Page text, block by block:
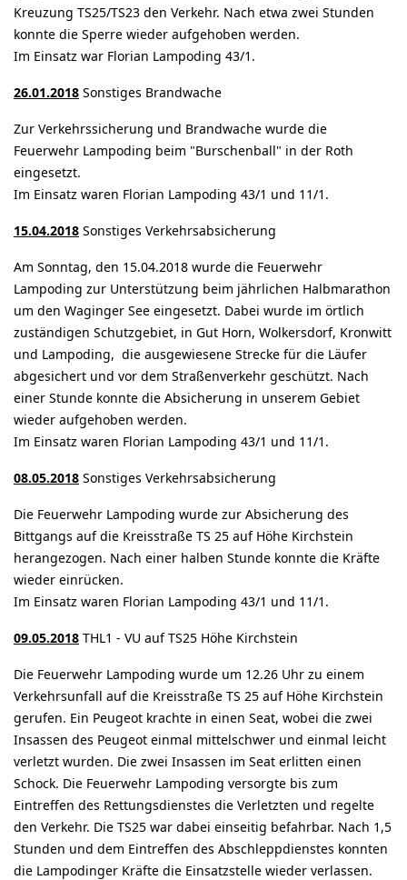
Kreuzung TS25/TS23 den Verkehr. Nach etwa zwei Stunden
konnte die Sperre wieder aufgehoben werden.
Im Einsatz war Florian Lampoding 43/1.
26.01.2018 Sonstiges Brandwache
Zur Verkehrssicherung und Brandwache wurde die
Feuerwehr Lampoding beim "Burschenball" in der Roth
eingesetzt.
Im Einsatz waren Florian Lampoding 43/1 und 11/1.
15.04.2018 Sonstiges Verkehrsabsicherung
Am Sonntag, den 15.04.2018 wurde die Feuerwehr
Lampoding zur Unterstützung beim jährlichen Halbmarathon
um den Waginger See eingesetzt. Dabei wurde im örtlich
zuständigen Schutzgebiet, in Gut Horn, Wolkersdorf, Kronwitt
und Lampoding, die ausgewiesene Strecke für die Läufer
abgesichert und vor dem Straßenverkehr geschützt. Nach
einer Stunde konnte die Absicherung in unserem Gebiet
wieder aufgehoben werden.
Im Einsatz waren Florian Lampoding 43/1 und 11/1.
08.05.2018 Sonstiges Verkehrsabsicherung
Die Feuerwehr Lampoding wurde zur Absicherung des
Bittgangs auf die Kreisstraße TS 25 auf Höhe Kirchstein
herangezogen. Nach einer halben Stunde konnte die Kräfte
wieder einrücken.
Im Einsatz waren Florian Lampoding 43/1 und 11/1.
09.05.2018 THL1 - VU auf TS25 Höhe Kirchstein
Die Feuerwehr Lampoding wurde um 12.26 Uhr zu einem
Verkehrsunfall auf die Kreisstraße TS 25 auf Höhe Kirchstein
gerufen. Ein Peugeot krachte in einen Seat, wobei die zwei
Insassen des Peugeot einmal mittelschwer und einmal leicht
verletzt wurden. Die zwei Insassen im Seat erlitten einen
Schock. Die Feuerwehr Lampoding versorgte bis zum
Eintreffen des Rettungsdienstes die Verletzten und regelte
den Verkehr. Die TS25 war dabei einseitig befahrbar. Nach 1,5
Stunden und dem Eintreffen des Abschleppdienstes konnten
die Lampodinger Kräfte die Einsatzstelle wieder verlassen.